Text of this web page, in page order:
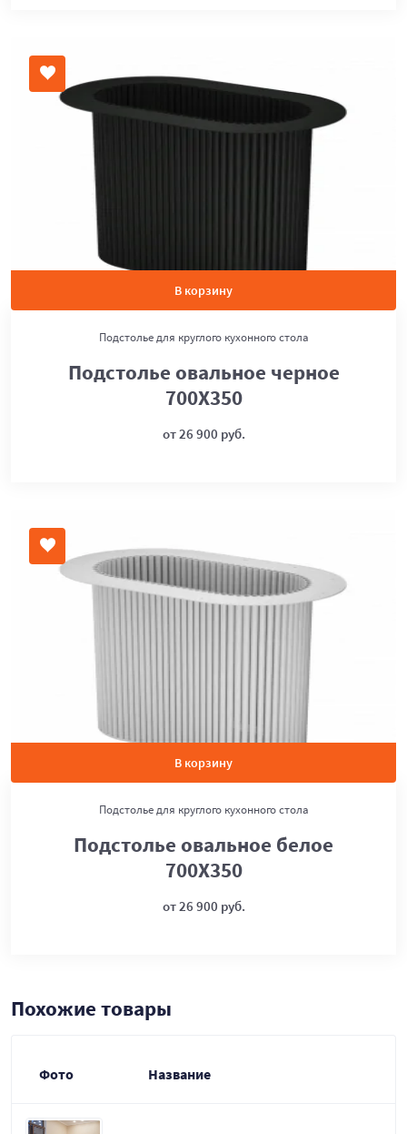
В корзину
Подстолье для круглого кухонного стола
Подстолье овальное черное
700Х350
от 26 900 руб.
В корзину
Подстолье для круглого кухонного стола
Подстолье овальное белое
700Х350
от 26 900 руб.
Похожие товары
Фото Название